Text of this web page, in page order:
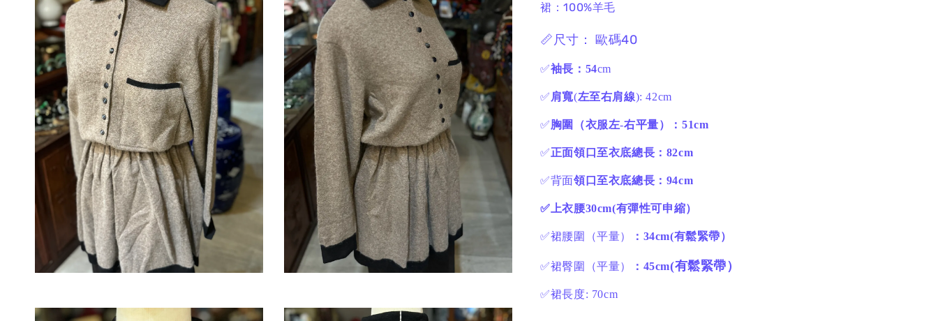
裙：100%羊毛
📏尺寸： 歐碼40
✅袖長：54cm
✅ 肩寬(左至右肩線): 42cm
✅胸圍（衣服左-右平量）：51cm
✅正面領口至衣底總長：82cm
✅背面領口至衣底總長：94cm
✅上衣腰30cm(有彈性可申縮）
✅裙腰圍（平量） ：34cm(有鬆緊帶）
✅裙臀圍（平量） ：45cm(有鬆緊帶）
✅裙長度: 70cm